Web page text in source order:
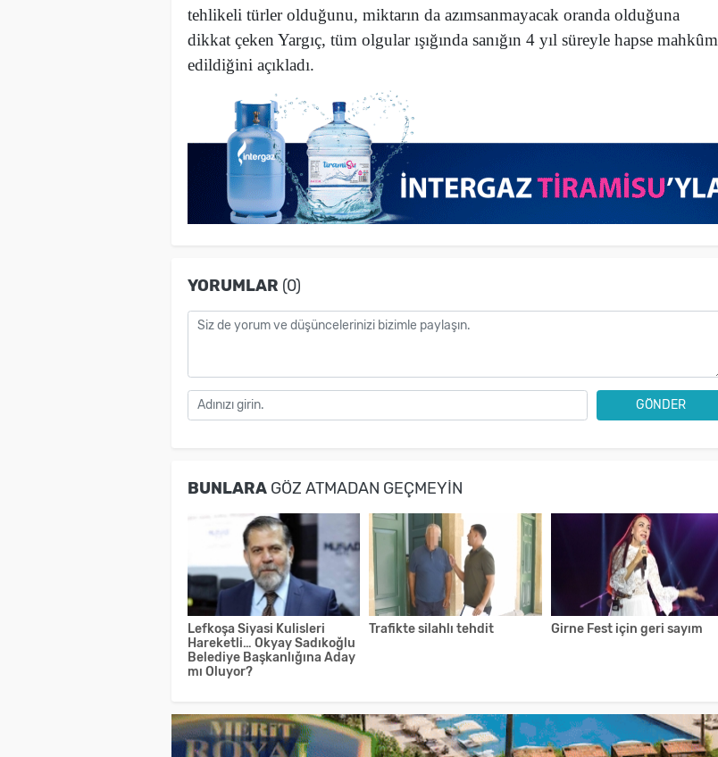
tehlikeli türler olduğunu, miktarın da azımsanmayacak oranda olduğuna
dikkat çeken Yargıç, tüm olgular ışığında sanığın 4 yıl süreyle hapse mahkûm
edildiğini açıkladı.
YORUMLAR (0)
GÖNDER
BUNLARAGÖZ ATMADAN GEÇMEYIN
Lefkoşa Siyasi Kulisleri
Hareketli… Okyay Sadıkoğlu
Belediye Başkanlığına Aday
mı Oluyor?
Trafikte silahlı tehdit Girne Fest için geri sayım